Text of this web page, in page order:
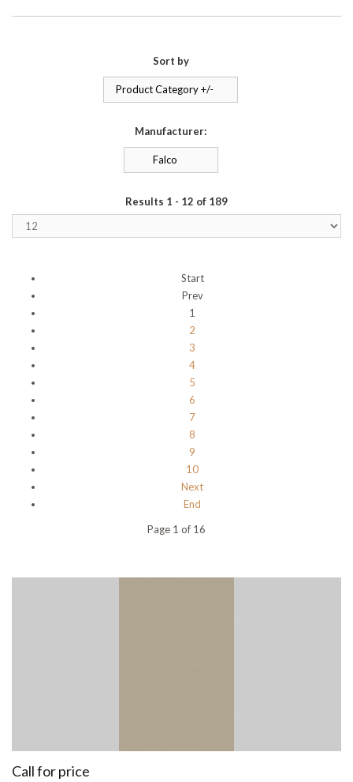
Sort by
Product Category +/-
Manufacturer:
Falco
Results 1 - 12 of 189
Start
Prev
1
2
3
4
5
6
7
8
9
10
Next
End
Page 1 of 16
Call for price